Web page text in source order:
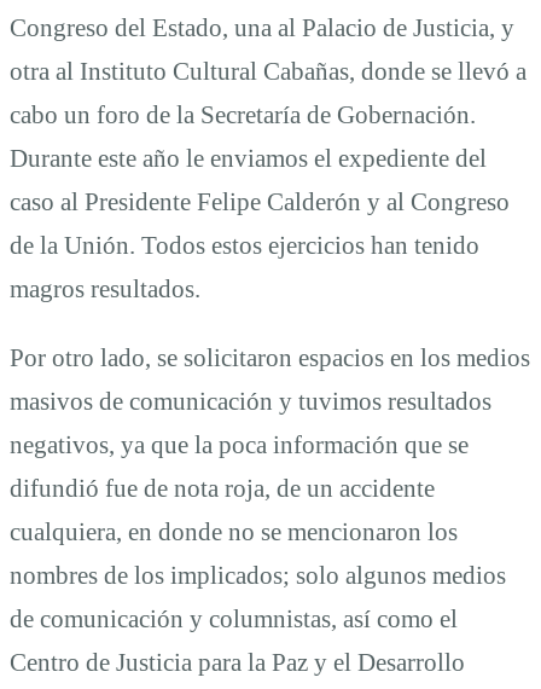
Congreso del Estado, una al Palacio de Justicia, y
otra al Instituto Cultural Cabañas, donde se llevó a
cabo un foro de la Secretaría de Gobernación.
Durante este año le enviamos el expediente del
caso al Presidente Felipe Calderón y al Congreso
de la Unión. Todos estos ejercicios han tenido
magros resultados.
Por otro lado, se solicitaron espacios en los medios
masivos de comunicación y tuvimos resultados
negativos, ya que la poca información que se
difundió fue de nota roja, de un accidente
cualquiera, en donde no se mencionaron los
nombres de los implicados; solo algunos medios
de comunicación y columnistas, así como el
Centro de Justicia para la Paz y el Desarrollo